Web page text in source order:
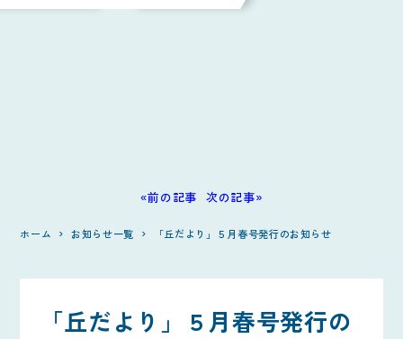
«前の記事 次の記事»
ホーム お知らせ一覧 「丘だより」５月春号発行のお知らせ
「丘だより」５月春号発行の